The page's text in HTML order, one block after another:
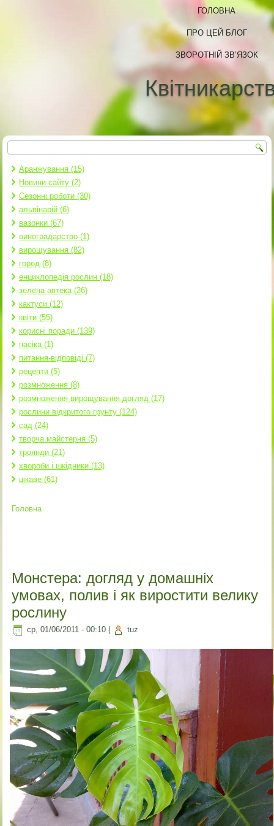
ГОЛОВНА
ПРО ЦЕЙ БЛОГ
ЗВОРОТНІЙ ЗВ’ЯЗОК
Пошукова форма
Пошук
Аранжування (15)
Новини сайту (2)
Сезонні роботи (30)
альпінарій (6)
вазонки (67)
виноградарство (1)
вирощування (82)
город (8)
енциклопедія рослин (18)
зелена аптека (26)
кактуси (12)
квіти (55)
корисні поради (139)
пасіка (1)
питання-відповіді (7)
рецепти (5)
розмноження (8)
розмноження вирощування догляд (17)
рослини відкритого грунту (124)
сад (24)
творча майстерня (5)
троянди (21)
хвороби і шкідники (13)
цікаве (61)
Ви є тут
Головна
Монстера: догляд у домашніх
умовах, полив і як виростити велику
рослину
ср, 01/06/2011 - 00:10 tuz